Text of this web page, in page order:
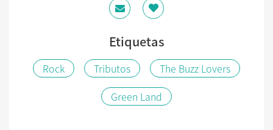
Etiquetas
Rock Tributos
The Buzz Lovers
Green Land